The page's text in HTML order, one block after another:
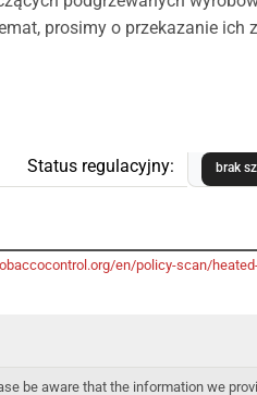
prosimy o przekazanie ich
Status regulacyjny: brak
en/policy-scan/
be aware that the information we